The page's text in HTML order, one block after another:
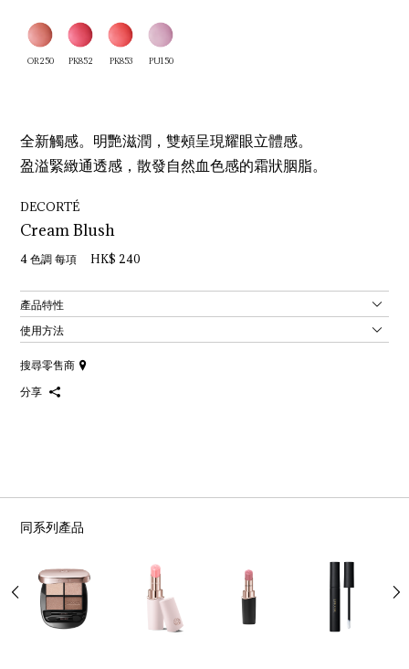
OR250 PK852 PK853 PU150
全新觸感。明艷滋潤，雙頰呈現耀眼立體感。
盈溢緊緻通透感，散發自然血色感的霜狀胭脂。
DECORTÉ
Cream Blush
4 色調 每項 HK$ 240
產品特性
使用方法
搜尋零售商
分享
同系列產品